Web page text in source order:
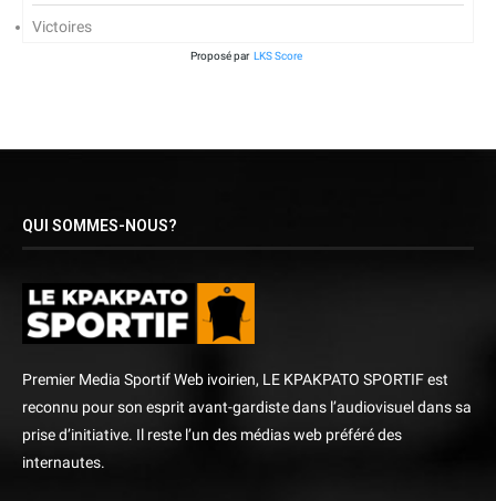
Victoires
Proposé par LKS Score
QUI SOMMES-NOUS?
Premier Media Sportif Web ivoirien, LE KPAKPATO SPORTIF est
reconnu pour son esprit avant-gardiste dans l’audiovisuel dans sa
prise d’initiative. Il reste l’un des médias web préféré des
internautes.